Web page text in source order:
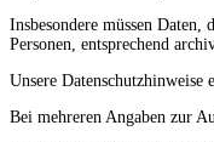
Insbesondere müssen
Personen, entsprechend
Unsere
Bei mehreren Angaben zur